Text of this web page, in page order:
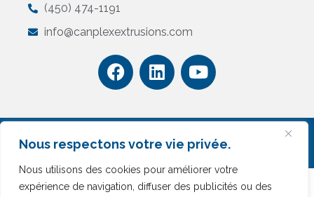
Nous respectons votre vie privée.
Nous utilisons des cookies pour améliorer votre
expérience de navigation, diffuser des publicités ou des
(450) 474-1191
info@canplexextrusions.com
Politique de confidentialité